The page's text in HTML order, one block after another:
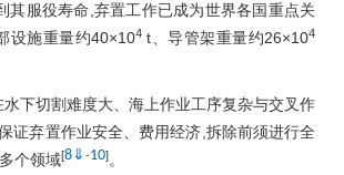
其服役寿命,弃置工作已成为世界各国重点关
设施重量约40×104t、导管架重量约26×104
下切割难度大、海上作业工序复杂与交叉作
证弃置作业安全、费用经济,拆除前须进行全
个领域[8 ⇓ -10]。